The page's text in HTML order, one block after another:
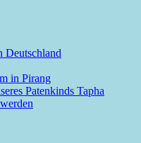
Deutschland
in Pirang
Patenkinds Tapha